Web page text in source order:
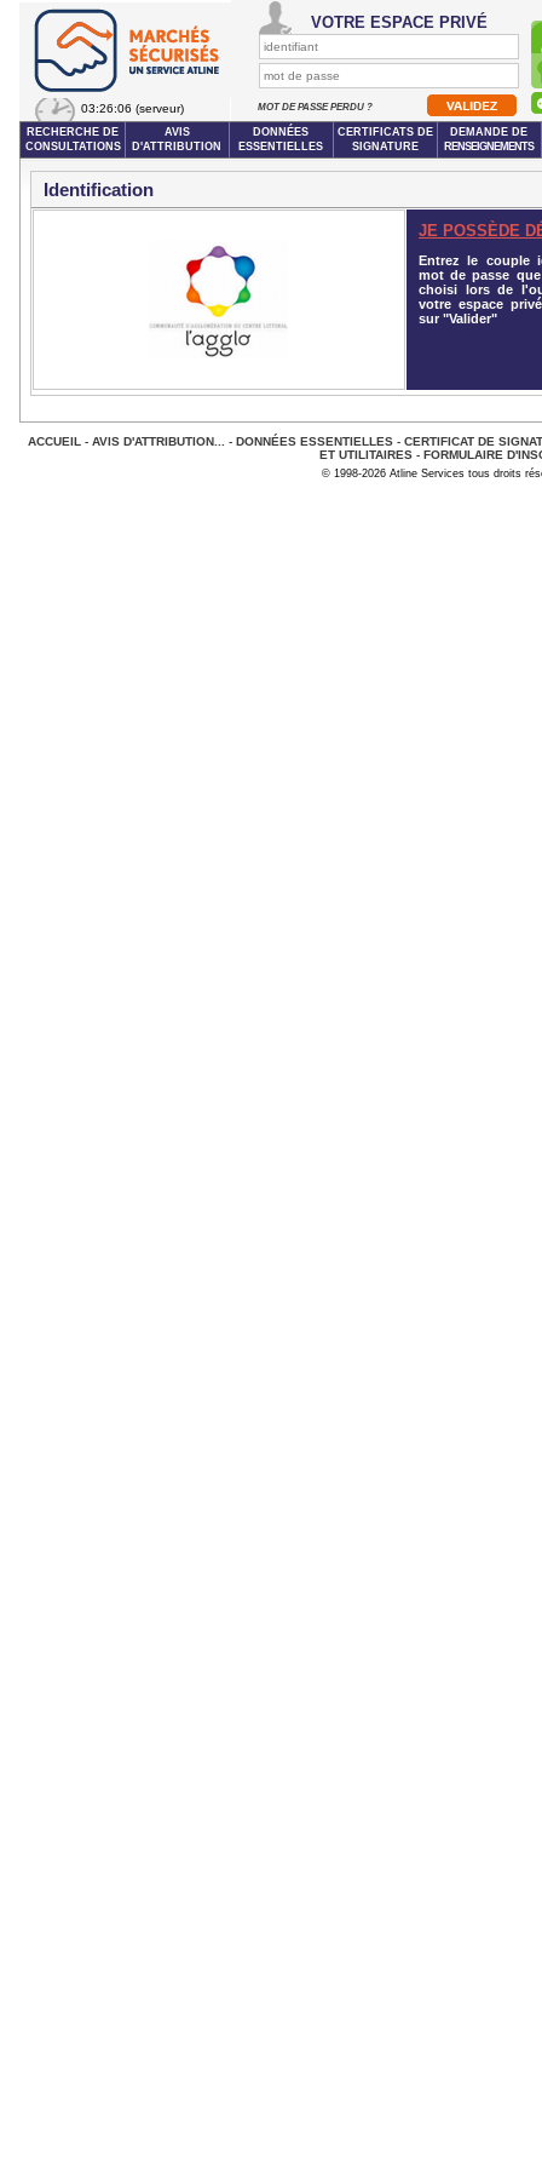
03:26:06 (serveur)
VOTRE ESPACE PRIVÉ
MOT DE PASSE PERDU ?
RECHERCHE DE
CONSULTATIONS
AVIS
D'ATTRIBUTION
DONNÉES
ESSENTIELLES
CERTIFICATS DE
SIGNATURE
DEMANDE DE
RENSEIGNEMENTS
Identification
JE POSSÈDE
Entrez le couple
mot de passe
choisi lors de
votre espace
sur "Valider"
ACCUEIL - AVIS D'ATTRIBUTION... - DONNÉES ESSENTIELLES- CERTIFICAT DE
ET UTILITAIRES - FORMULAIRE
© 1998-2026 Atline Services tous droits